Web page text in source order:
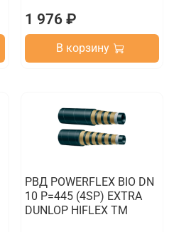
1 976 ₽
В корзину
РВД POWERFLEX BIO DN
10 P=445 (4SP) EXTRA
DUNLOP HIFLEX TM